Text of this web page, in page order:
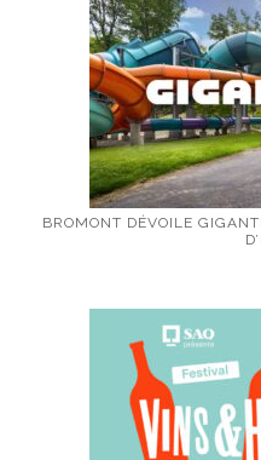
BROMONT DÉVOILE